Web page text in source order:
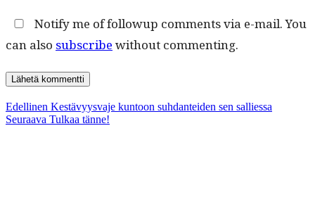
Notify me of followup comments via e-mail. You
can also subscribe without commenting.
Artikkelien
Edellinen Edellinen
artikkeli:
Kestävyysvaje kuntoon suhdanteiden sen salliessa
Seuraava Seuraava
Tulkaa tänne!